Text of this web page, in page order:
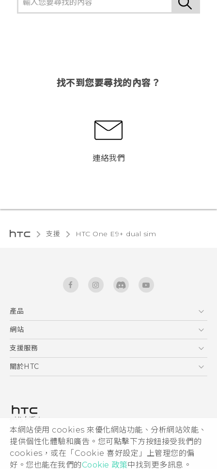
本網站使用 cookies 來優化網站功能、分析網站效能、
提供個性化體驗和廣告。您可點擊下方按鈕接受我們的
cookies，或在「Cookie 喜好設定」上管理您的偏
好。您也能在我們的Cookie 政策中找到更多訊息。
找不到您要尋找的內容？
連絡我們
支援 HTC One E9+ dual sim‎
產品
5G
智能手機
區塊鍊手機
網站
HTC Dev
HTC Research
支援服務
服務中心
關於HTC
私隱政策
產品安全
加入HTC
Security and Privacy Whitepaper
© 2011-2026 HTC Corporation
HTC 法律文件